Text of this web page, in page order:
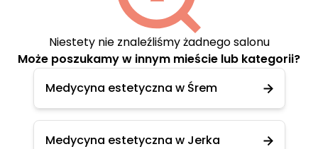
Niestety nie znaleźliśmy żadnego salonu
Może poszukamy w innym mieście lub kategorii?
Medycyna estetyczna w Śrem
Medycyna estetyczna w Jerka